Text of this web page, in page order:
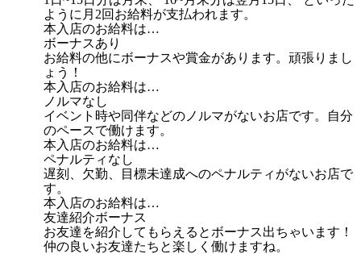
ように月2回お給料が支払われます。
本入店のお給料は…
ボーナスあり
お給料の他にボーナスや賞金があります。頑張りまし
ょう！
本入店のお給料は…
ノルマなし
イベント時や同伴などのノルマがないお店です。自分
のペースで働けます。
本入店のお給料は…
ペナルティなし
遅刻、欠勤、目標未達成へのペナルティがないお店で
す。
本入店のお給料は…
友達紹介ボーナス
お友達を紹介してもらえるとボーナス出ちゃいます！
仲の良いお友達たちと楽しく働けますね。